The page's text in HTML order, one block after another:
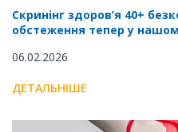
Скринінг здоров’я 40+
обстеження тепер у
06.02.2026
ДЕТАЛЬНІШЕ